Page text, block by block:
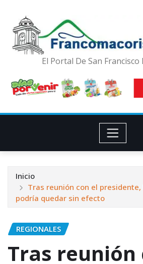
El Portal De San
Inicio
Tras reunión con el
podría quedar sin efecto
REGIONALES
Tras reunión